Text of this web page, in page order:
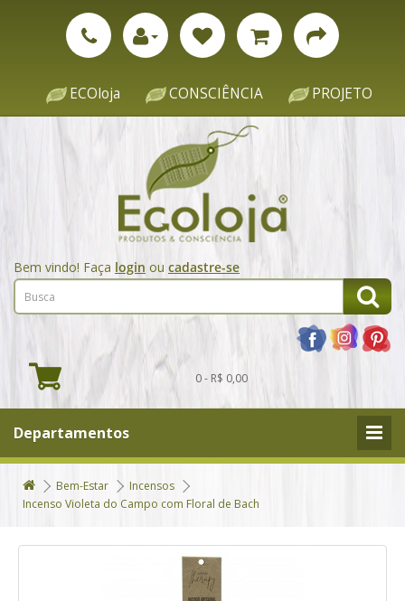
ECOloja CONSCIÊNCIA PROJETO
Bem vindo! Faça login ou cadastre-se
0 - R$ 0,00
Departamentos
Bem-Estar
Incensos
Incenso Violeta do Campo com Floral de Bach